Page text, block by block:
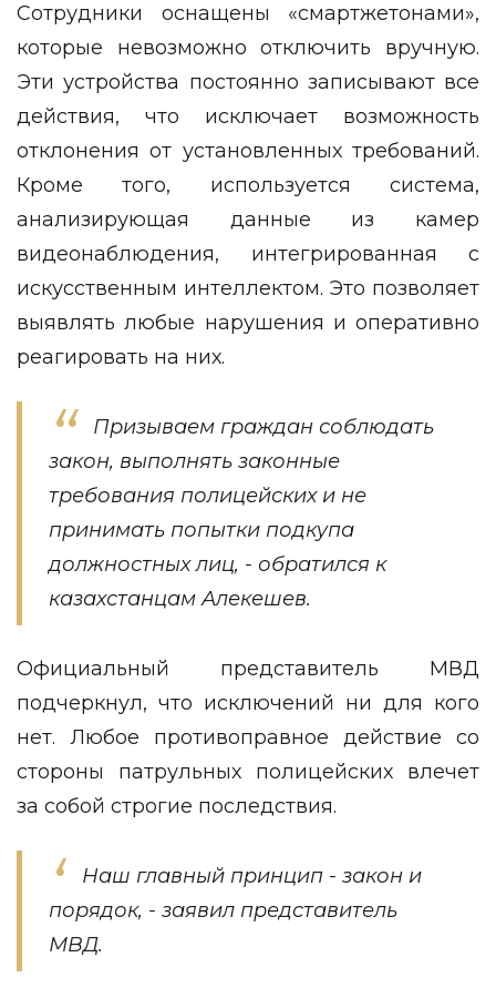
Сотрудники оснащены «смартжетонами»,
которые невозможно отключить вручную.
Эти устройства постоянно записывают все
действия, что исключает возможность
отклонения от установленных требований.
Кроме того, используется система,
анализирующая данные из камер
видеонаблюдения, интегрированная с
искусственным интеллектом. Это позволяет
выявлять любые нарушения и оперативно
реагировать на них.
Призываем граждан соблюдать
закон, выполнять законные
требования полицейских и не
принимать попытки подкупа
должностных лиц, - обратился к
казахстанцам Алекешев.
Официальный представитель МВД
подчеркнул, что исключений ни для кого
нет. Любое противоправное действие со
стороны патрульных полицейских влечет
за собой строгие последствия.
Наш главный принцип - закон и
порядок, - заявил представитель
МВД.